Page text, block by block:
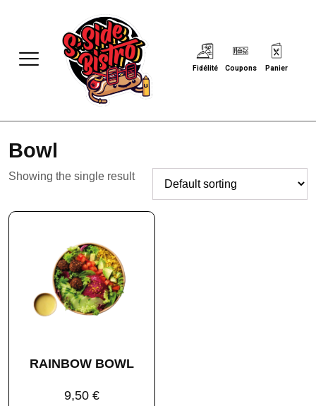
Fidélité Coupons Panier
Bowl
Showing the single result
RAINBOW BOWL
9,50 €